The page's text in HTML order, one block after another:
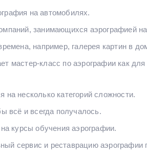
на автомобилях.
занимающихся аэрографией
например, галерея картин в
мастер-класс по аэрографии как
несколько категорий сложности.
всё и всегда получалось.
курсы обучения аэрографии.
сервис и реставрацию аэрографии